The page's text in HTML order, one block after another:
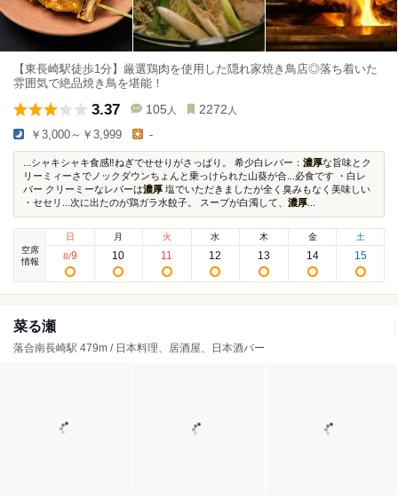
【東長崎駅徒歩1分】厳選鶏肉を使用した隠れ家焼き鳥店◎落ち着いた
雰囲気で絶品焼き鳥を堪能！
3.37 105 人 2272 人
￥3,000～￥3,999 -
...シャキシャキ食感‼️ねぎでせせりがさっぱり。 希少白レバー： 濃厚な旨味とク
リーミィーさでノックダウンちょんと乗っけられた山葵が合...必食です ・白レ
バー クリーミーなレバーは濃厚 塩でいただきましたが全く臭みもなく美味しい
・セセリ...次に出たのが鶏ガラ水餃子。 スープが白濁して、 濃厚
空席
情報
日
8/9
月
10
火
11
水
12
木
13
金
14
土
15
菜る瀬
落合南長崎駅 479m / 日本料理、居酒屋、日本酒バー